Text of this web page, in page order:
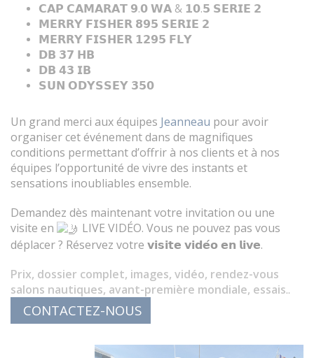
𝗖𝗔𝗣 𝗖𝗔𝗠𝗔𝗥𝗔𝗧 𝟵.𝟬 𝗪𝗔 & 𝟭𝟬.𝟱 𝗦𝗘𝗥𝗜𝗘 𝟮
𝗠𝗘𝗥𝗥𝗬 𝗙𝗜𝗦𝗛𝗘𝗥 𝟴𝟵𝟱 𝗦𝗘𝗥𝗜𝗘 𝟮
𝗠𝗘𝗥𝗥𝗬 𝗙𝗜𝗦𝗛𝗘𝗥 𝟭𝟮𝟵𝟱 𝗙𝗟𝗬
𝗗𝗕 𝟯𝟳 𝗛𝗕
𝗗𝗕 𝟰𝟯 𝗜𝗕
𝗦𝗨𝗡 𝗢𝗗𝗬𝗦𝗦𝗘𝗬 𝟯𝟱𝟬
Un grand merci aux équipes Jeanneau pour avoir
organiser cet événement dans de magnifiques
conditions permettant d’offrir à nos clients et à nos
équipes l’opportunité de vivre des instants et
sensations inoubliables ensemble.
Demandez dès maintenant votre invitation ou une
visite en
LIVE VIDÉO. Vous ne pouvez pas vous
déplacer ? Réservez votre 𝘃𝗶𝘀𝗶𝘁𝗲 𝘃𝗶𝗱𝗲́𝗼 𝗲𝗻 𝗹𝗶𝘃𝗲.
Prix, dossier complet, images, vidéo, rendez-vous
salons nautiques, avant-première mondiale, essais..
CONTACTEZ-NOUS